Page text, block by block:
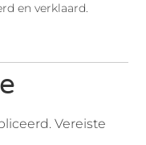
en verklaard.
Vereiste